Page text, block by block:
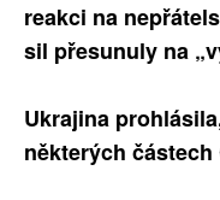
reakci na
sil přesunuly na
Ukrajina
některých